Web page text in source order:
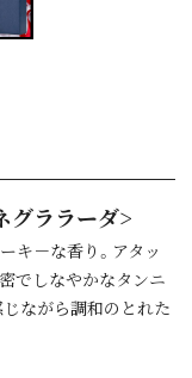
グララーダ>
キ－な香り。アタッ
でしなやかなタンニ
ながら調和のとれた